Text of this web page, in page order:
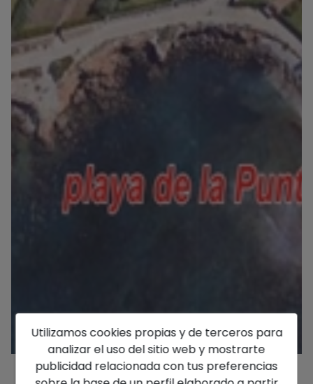
Utilizamos cookies propias y de terceros para
analizar el uso del sitio web y mostrarte
publicidad relacionada con tus preferencias